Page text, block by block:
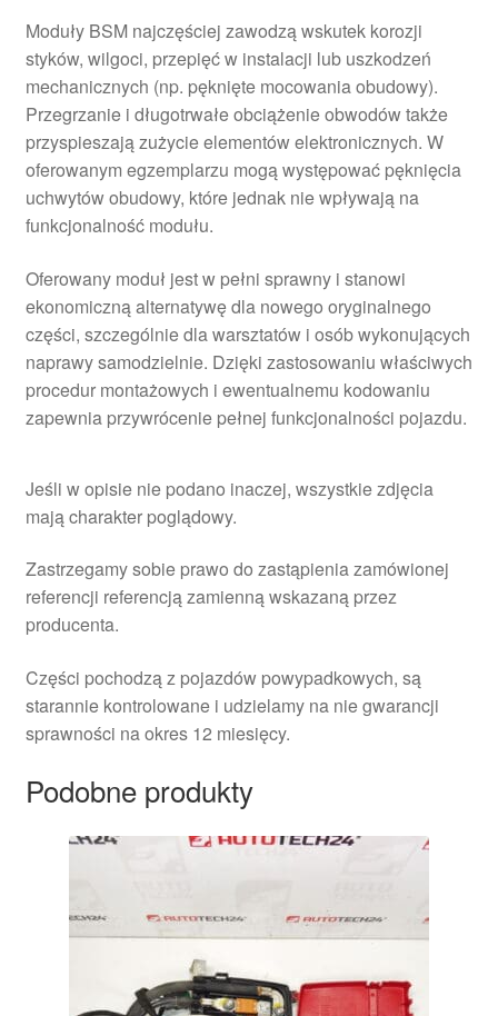
Moduły BSM najczęściej zawodzą wskutek korozji
styków, wilgoci, przepięć w instalacji lub uszkodzeń
mechanicznych (np. pęknięte mocowania obudowy).
Przegrzanie i długotrwałe obciążenie obwodów także
przyspieszają zużycie elementów elektronicznych. W
oferowanym egzemplarzu mogą występować pęknięcia
uchwytów obudowy, które jednak nie wpływają na
funkcjonalność modułu.
Oferowany moduł jest w pełni sprawny i stanowi
ekonomiczną alternatywę dla nowego oryginalnego
części, szczególnie dla warsztatów i osób wykonujących
naprawy samodzielnie. Dzięki zastosowaniu właściwych
procedur montażowych i ewentualnemu kodowaniu
zapewnia przywrócenie pełnej funkcjonalności pojazdu.
Jeśli w opisie nie podano inaczej, wszystkie zdjęcia
mają charakter poglądowy.
Zastrzegamy sobie prawo do zastąpienia zamówionej
referencji referencją zamienną wskazaną przez
producenta.
Części pochodzą z pojazdów powypadkowych, są
starannie kontrolowane i udzielamy na nie gwarancji
sprawności na okres 12 miesięcy.
Podobne produkty